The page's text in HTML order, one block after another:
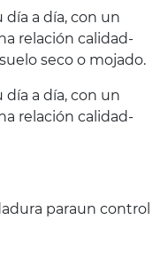
día a día, con un
relación calidad-
seco o mojado.
día a día, con un
relación calidad-
paraun control